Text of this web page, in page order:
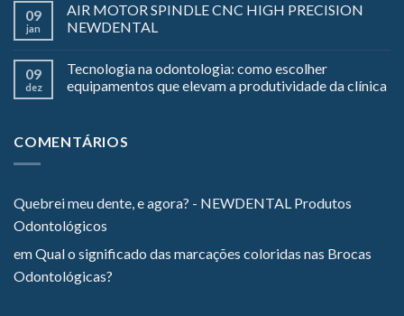
09
jan
AIR MOTOR SPINDLE CNC HIGH PRECISION
NEWDENTAL
09
dez
Tecnologia na odontologia: como escolher
equipamentos que elevam a produtividade da clínica
COMENTÁRIOS
Quebrei meu dente, e agora? - NEWDENTAL Produtos
Odontológicos
emQual o significado das marcações coloridas nas Brocas
Odontológicas?